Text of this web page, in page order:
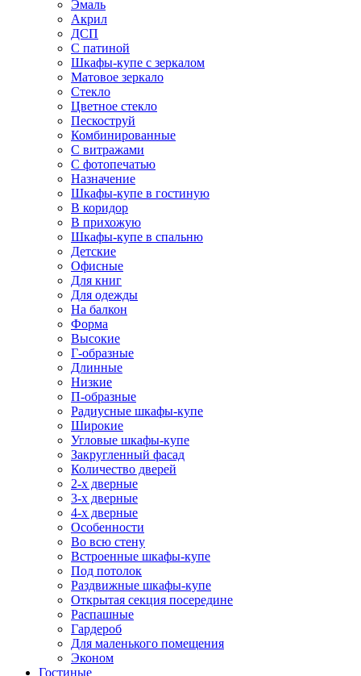
Эмаль
Акрил
ДСП
С патиной
Шкафы-купе с зеркалом
Матовое зеркало
Стекло
Цветное стекло
Пескоструй
Комбинированные
С витражами
С фотопечатью
Назначение
Шкафы-купе в гостиную
В коридор
В прихожую
Шкафы-купе в спальню
Детские
Офисные
Для книг
Для одежды
На балкон
Форма
Высокие
Г-образные
Длинные
Низкие
П-образные
Радиусные шкафы-купе
Широкие
Угловые шкафы-купе
Закругленный фасад
Количество дверей
2-х дверные
3-х дверные
4-х дверные
Особенности
Во всю стену
Встроенные шкафы-купе
Под потолок
Раздвижные шкафы-купе
Открытая секция посередине
Распашные
Гардероб
Для маленького помещения
Эконом
Гостиные